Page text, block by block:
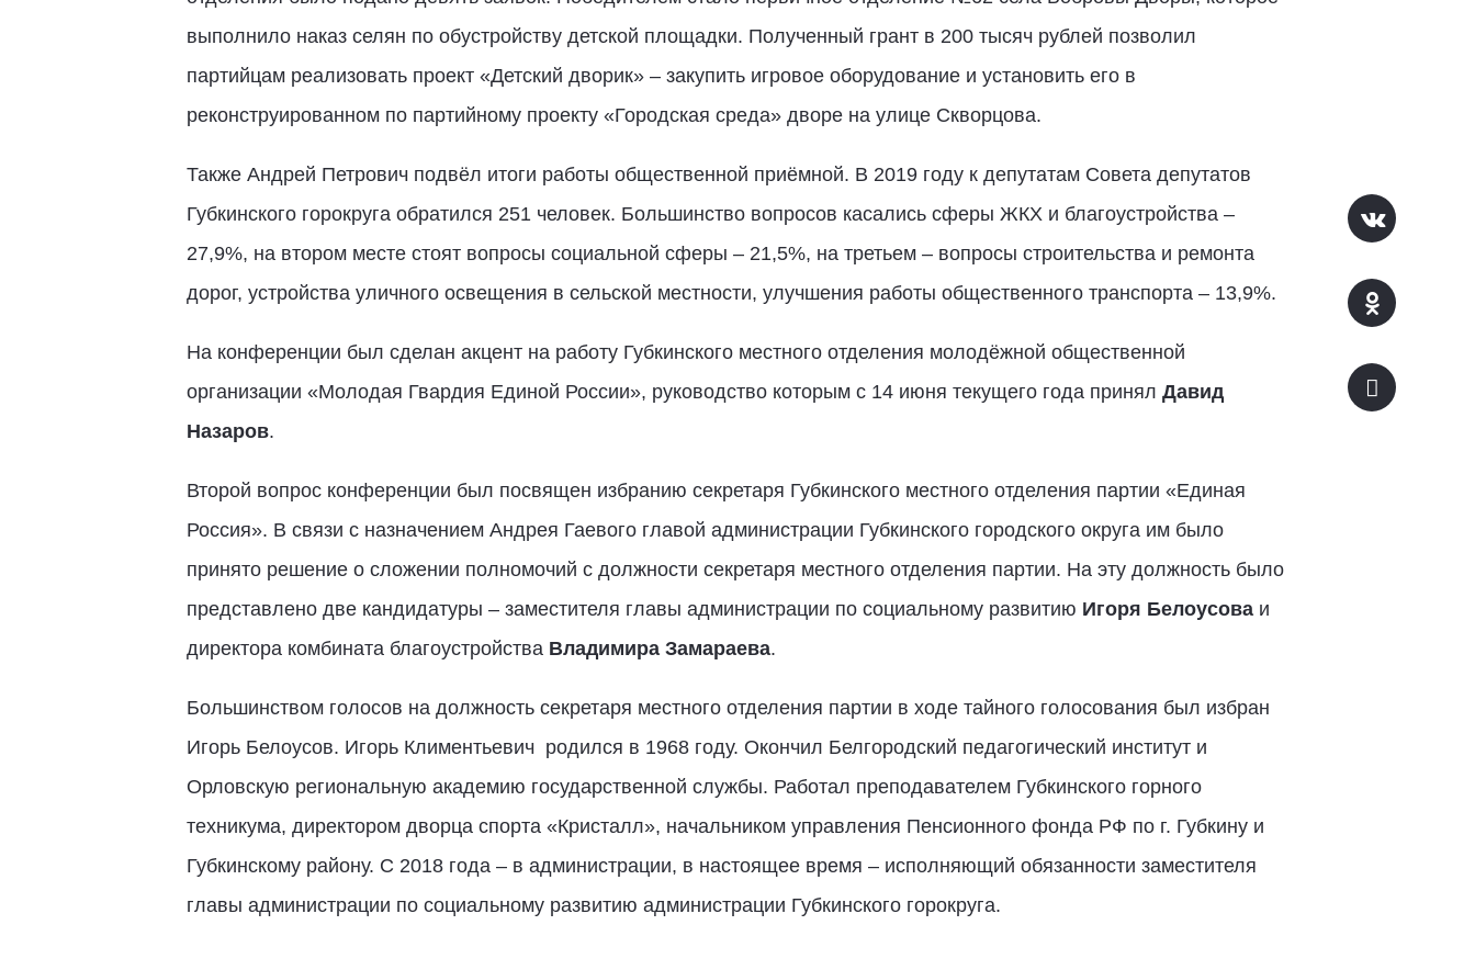
выполнило наказ селян по обустройству детской площадки. Полученный грант в 200 тысяч рублей позволил
партийцам реализовать проект «Детский дворик» – закупить игровое оборудование и установить его в
реконструированном по партийному проекту «Городская среда» дворе на улице Скворцова.
Также Андрей Петрович подвёл итоги работы общественной приёмной. В 2019 году к депутатам Совета депутатов
Губкинского горокруга обратился 251 человек. Большинство вопросов касались сферы ЖКХ и благоустройства –
27,9%, на втором месте стоят вопросы социальной сферы – 21,5%, на третьем – вопросы строительства и ремонта
дорог, устройства уличного освещения в сельской местности, улучшения работы общественного транспорта – 13,9%.
На конференции был сделан акцент на работу Губкинского местного отделения молодёжной общественной
организации «Молодая Гвардия Единой России», руководство которым с 14 июня текущего года принял Давид
Назаров.
Второй вопрос конференции был посвящен избранию секретаря Губкинского местного отделения партии «Единая
Россия». В связи с назначением Андрея Гаевого главой администрации Губкинского городского округа им было
принято решение о сложении полномочий с должности секретаря местного отделения партии. На эту должность было
представлено две кандидатуры – заместителя главы администрации по социальному развитию Игоря Белоусоваи
директора комбината благоустройства Владимира Замараева.
Большинством голосов на должность секретаря местного отделения партии в ходе тайного голосования был избран
Игорь Белоусов. Игорь Климентьевич родился в 1968 году. Окончил Белгородский педагогический институт и
Орловскую региональную академию государственной службы. Работал преподавателем Губкинского горного
техникума, директором дворца спорта «Кристалл», начальником управления Пенсионного фонда РФ по г. Губкину и
Губкинскому району. С 2018 года – в администрации, в настоящее время – исполняющий обязанности заместителя
главы администрации по социальному развитию администрации Губкинского горокруга.